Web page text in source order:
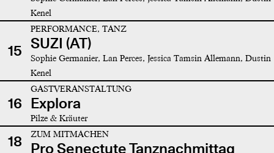
Kenel
15
PERFORMANCE, TANZ
SUZI (AT)
Sophie Germanier, Lan Perces, Jessica Tamsin Allemann, Dustin
Kenel
16
GASTVERANSTALTUNG
Explora
Pilze & Kräuter
18 ZUM MITMACHEN
Pro Senectute Tanznachmittag